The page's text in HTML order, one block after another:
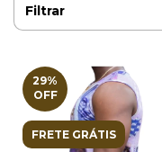
Filtrar
29%
OFF
FRETE GRÁTIS